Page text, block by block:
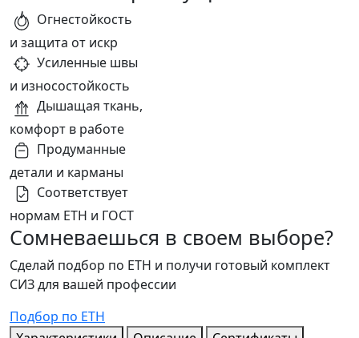
Огнестойкость
и защита от искр
Усиленные швы
и износостойкость
Дышащая ткань,
комфорт в работе
Продуманные
детали и карманы
Соответствует
нормам ЕТН и ГОСТ
Сомневаешься в своем выборе?
Сделай подбор по ЕТН и получи готовый комплект
СИЗ для вашей профессии
Подбор по ЕТН